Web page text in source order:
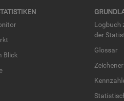
Blick
Log­buch
der
Glos­sar